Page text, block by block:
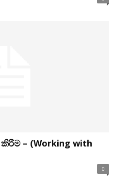
– (Working with
0